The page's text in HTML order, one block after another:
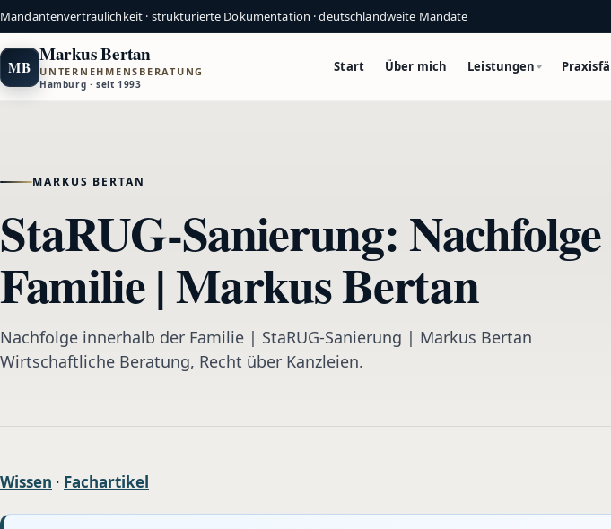
Mandantenvertraulichkeit · strukturierte Dokumentation · deutschlandweite Mandate
MB
Markus Bertan
UNTERNEHMENSBERATUNG
Hamburg · seit 1993
Start Über mich Leistungen
MARKUS BERTAN
StaRUG-Sanierung:
Familie | Markus Bertan
Nachfolge innerhalb der Familie | StaRUG-Sanierung | Markus Bertan
Wirtschaftliche Beratung, Recht über Kanzleien.
Wissen · Fachartikel